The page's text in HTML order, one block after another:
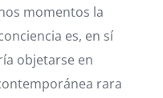
momentos la
es, en sí
objetarse en
rara